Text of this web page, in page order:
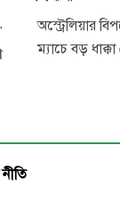
অস্ট্রেলিয়ার
ম্যাচে বড়
অস্ট্রেলিয়া
প্রধান কোচ